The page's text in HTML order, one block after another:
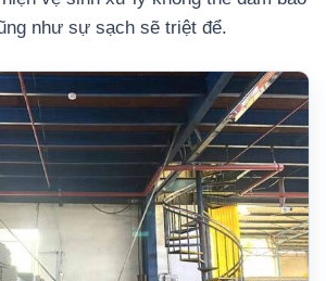
như sự sạch sẽ triệt để.